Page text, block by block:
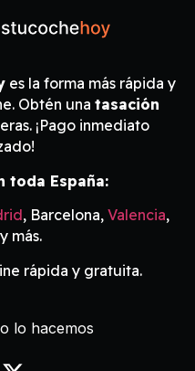
es la forma más rápida y
Obtén una tasación
¡Pago inmediato
toda España:
, Barcelona, Valencia,
y más.
rápida y gratuita.
lo hacemos